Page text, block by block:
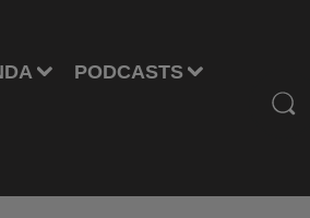
PODCASTS